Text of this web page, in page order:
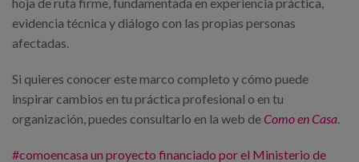
evidencia técnica y diálogo con las propias personas
afectadas.
Si quieres conocer este marco completo y cómo puede
inspirar cambios en tu práctica profesional o en tu
organización, puedes consultarlo en la web de Como en Casa.
#comoencasa un proyecto financiado por el Ministerio de